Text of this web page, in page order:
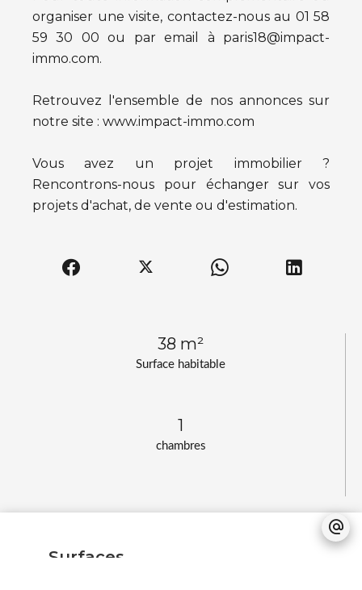
Surface habitable
38 m²
chambres
1
organiser une visite, contactez-nous au 01 58
59 30 00 ou par email à paris18@impact-
immo.com.
Retrouvez l'ensemble de nos annonces sur
notre site : www.impact-immo.com
Vous avez un projet immobilier ?
Rencontrons-nous pour échanger sur vos
projets d'achat, de vente ou d'estimation.
Surfaces